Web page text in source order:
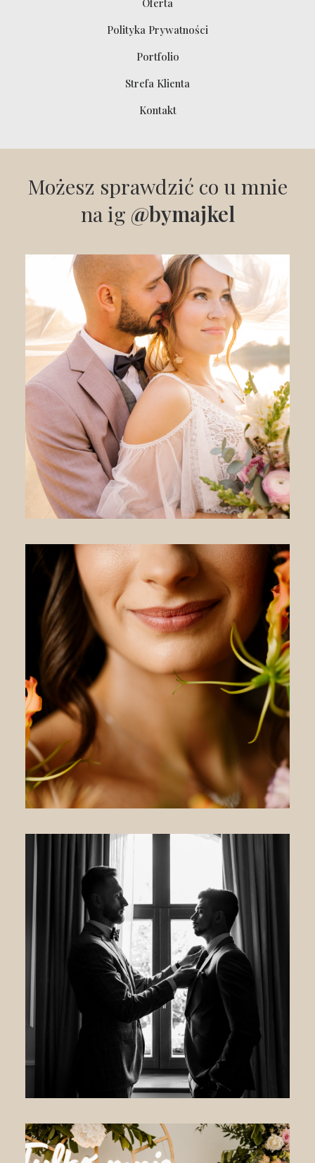
Oferta
Polityka Prywatności
Portfolio
Strefa Klienta
Kontakt
Możesz sprawdzić co u mnie
na ig @bymajkel